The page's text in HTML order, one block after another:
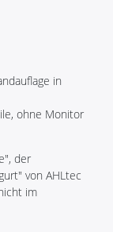
in
ohne Monitor
der
von AHLtec
im